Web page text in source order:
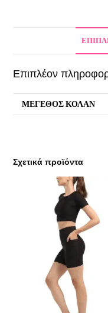
Επιπλέον
ΜΕΓΕΘΟΣ ΚΟΛΑΝ
Σχετικά προϊόντα